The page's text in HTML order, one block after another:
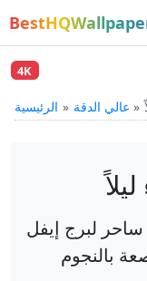
4K
الرئيسية عالي الدقة
لبرج إيفل